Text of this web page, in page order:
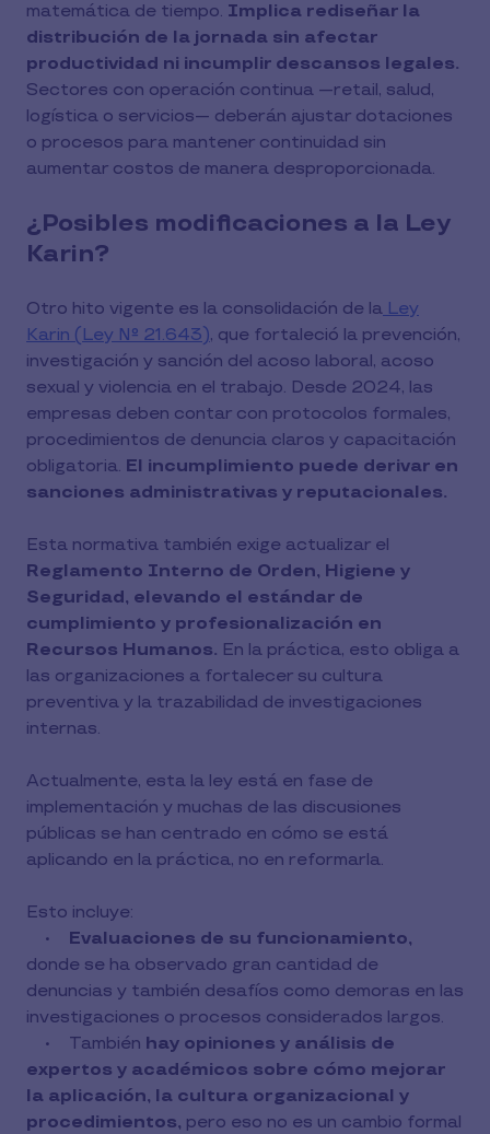
matemática de tiempo. Implica rediseñar la
distribución de la jornada sin afectar
productividad ni incumplir descansos legales.
Sectores con operación continua —retail, salud,
logística o servicios— deberán ajustar dotaciones
o procesos para mantener continuidad sin
aumentar costos de manera desproporcionada.
¿Posibles modificaciones a la Ley
Karin?
Otro hito vigente es la consolidación de la Ley
Karin (Ley N° 21.643), que fortaleció la prevención,
investigación y sanción del acoso laboral, acoso
sexual y violencia en el trabajo. Desde 2024, las
empresas deben contar con protocolos formales,
procedimientos de denuncia claros y capacitación
obligatoria. El incumplimiento puede derivar en
sanciones administrativas y reputacionales.
Esta normativa también exige actualizar el
Reglamento Interno de Orden, Higiene y
Seguridad, elevando el estándar de
cumplimiento y profesionalización en
Recursos Humanos. En la práctica, esto obliga a
las organizaciones a fortalecer su cultura
preventiva y la trazabilidad de investigaciones
internas.
Actualmente, esta la ley está en fase de
implementación y muchas de las discusiones
públicas se han centrado en cómo se está
aplicando en la práctica, no en reformarla.
Esto incluye:
•
Evaluaciones de su funcionamiento,
donde se ha observado gran cantidad de
denuncias y también desafíos como demoras en las
investigaciones o procesos considerados largos.
• También hay opiniones y análisis de
expertos y académicos sobre cómo mejorar
la aplicación, la cultura organizacional y
procedimientos, pero eso no es un cambio formal